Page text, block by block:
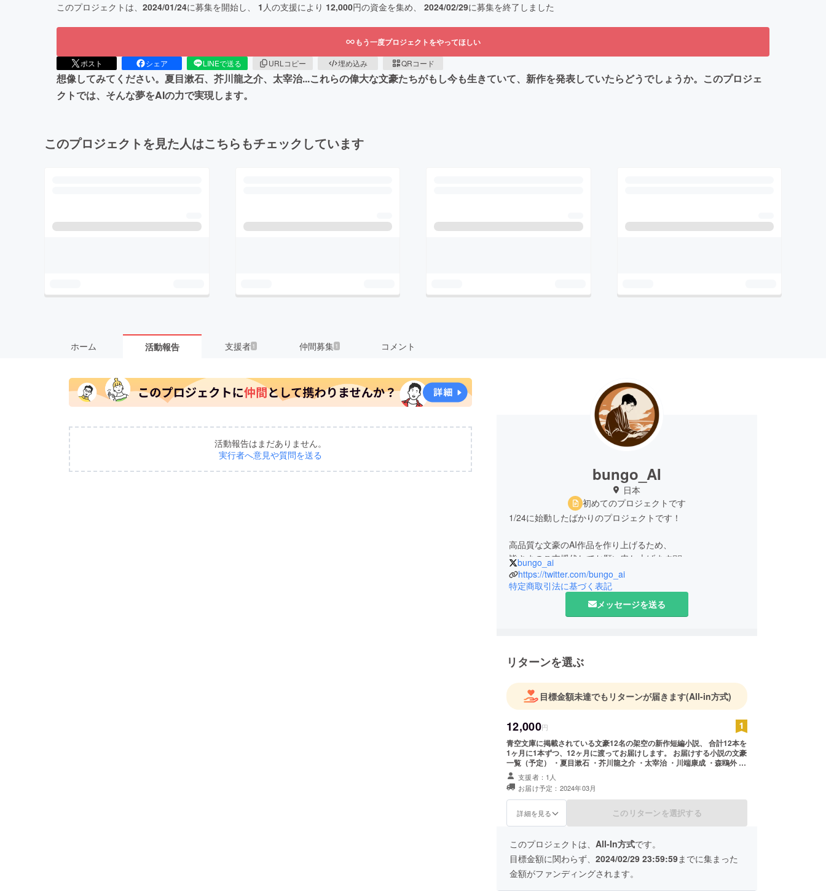
このプロジェクトは、 2024/01/24に募集を開始し、 1 人の支援により 12,000円の資金を集め、 2024/02/29に募集を終了しました
もう一度プロジェクトをやってほしい
ポスト シェア LINEで送る URLコピー 埋め込み QRコード
想像してみてください。夏目漱石、芥川龍之介、太宰治...これらの偉大な文豪たちがもし今も生きていて、新作を発表していたらどうでしょうか。このプロジェ
クトでは、そんな夢をAIの力で実現します。
このプロジェクトを見た人はこちらもチェックしています
ホーム 活動報告 支援者 1 仲間募集 1 コメント
活動報告はまだありません。
実行者へ意見や質問を送る
bungo_AI
日本
初めてのプロジェクトです
1/24に始動したばかりのプロジェクトです！
高品質な文豪のAI作品を作り上げるため、
皆さまのご支援伏してお願い申し上げます🙇‍♀️
bungo_ai
https://twitter.com/bungo_ai
特定商取引法に基づく表記
メッセージを送る
リターンを選ぶ
目標金額未達でもリターンが届きます(All-in方式)
12,000円
青空文庫に掲載されている文豪12名の架空の新作短編小説、 合計12本を
1ヶ月に1本ずつ、12ヶ月に渡ってお届けします。 お届けする小説の文豪
一覧（予定） ・夏目漱石 ・芥川龍之介 ・太宰治 ・川端康成 ・森鴎外 ・
泉鏡花 ・宮沢賢治 ・坂口健吾 ・夢野久作 ・江戸川乱歩 ・梶井基次郎 ・
新美南吉
支援者：1人
お届け予定：2024年03月
詳細を見る このリターンを選択する
このプロジェクトは、 All-In方式です。
目標金額に関わらず、 2024/02/29 23:59:59までに集まった
金額がファンディングされます。